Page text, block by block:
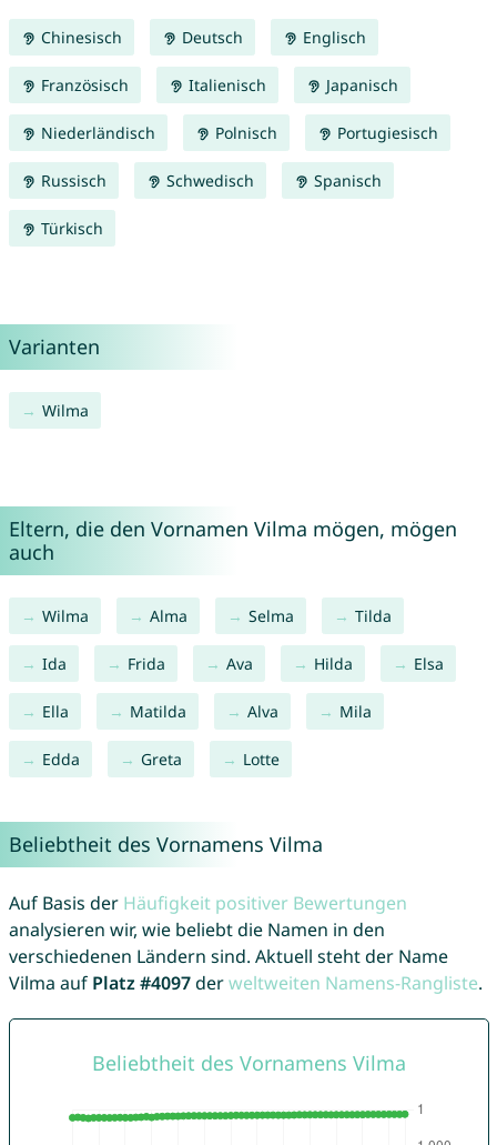
Chinesisch Deutsch Englisch
Französisch Italienisch Japanisch
Niederländisch Polnisch Portugiesisch
Russisch Schwedisch Spanisch
Türkisch
Varianten
Wilma
Eltern, die den Vornamen Vilma mögen, mögen
auch
Wilma Alma Selma Tilda
Ida Frida Ava Hilda Elsa
Ella Matilda Alva Mila
Edda Greta Lotte
Beliebtheit des Vornamens Vilma
Auf Basis der Häufigkeit positiver Bewertungen
analysieren wir, wie beliebt die Namen in den
verschiedenen Ländern sind. Aktuell steht der Name
Vilma auf Platz #4097derweltweiten Namens-Rangliste.